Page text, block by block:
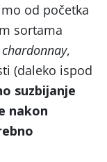
od početka
sortama
chardonnay,
(daleko ispod
suzbijanje
nakon